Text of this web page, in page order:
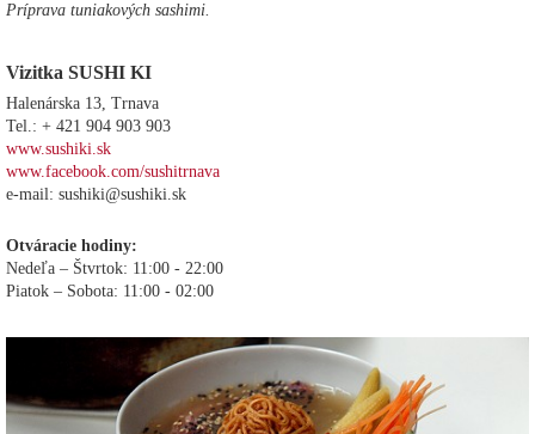
Príprava tuniakových sashimi.
Vizitka SUSHI KI
Halenárska 13, Trnava
Tel.: + 421 904 903 903
www.sushiki.sk
www.facebook.com/sushitrnava
e-mail: sushiki@sushiki.sk
Otváracie hodiny:
Nedeľa – Štvrtok: 11:00 - 22:00
Piatok – Sobota: 11:00 - 02:00